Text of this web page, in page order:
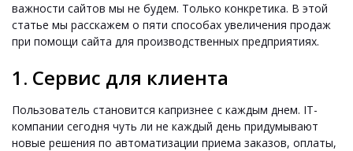
важности сайтов мы не будем. Только конкретика. В этой
статье мы расскажем о пяти способах увеличения продаж
при помощи сайта для производственных предприятиях.
1. Сервис для клиента
Пользователь становится капризнее с каждым днем. IT-
компании сегодня чуть ли не каждый день придумывают
новые решения по автоматизации приема заказов, оплаты,